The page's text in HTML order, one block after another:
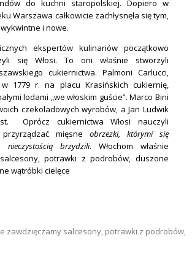
do kuchni staropolskiej. Dopiero w
Warszawa całkowicie zachłysnęła się tym,
i nowe.
ekspertów kulinariów początkowo
się Włosi. To oni właśnie stworzyli
cukiernictwa. Palmoni Carlucci,
1779 r. na placu Krasińskich cukiernię,
lodami „we włoskim guście”. Marco Bini
czekoladowych wyrobów, a Jan Ludwik
Oprócz cukiernictwa Włosi nauczyli
mięsne obrzezki, którymi się
brzydzili. Włochom właśnie
potrawki z podrobów, duszone
wątróbki cielęce
zawdzięczamy salcesony, potrawki z